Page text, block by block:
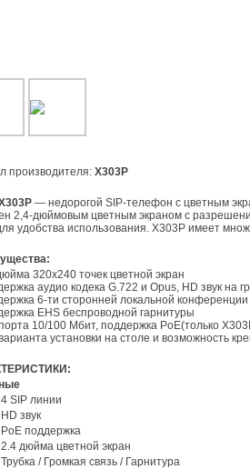
производителя: X303P
— недорогой SIP-телефон с цветным
2,4-дюймовым цветным экраном с
удобства использования. X303P имеет
дюйма 320x240 точек цветной экран
аудио кодека G.722 и Opus, HD звук на
6-ти сторонней локальной конференции
EHS беспроводной гарнитуры
10/100 Мбит, поддержка PoE(только
установки на столе и возможность
4 SIP линии
HD звук
PoE поддержка
2.4 дюйма цветной экран
Трубка / Громкая связь / Гарнитура